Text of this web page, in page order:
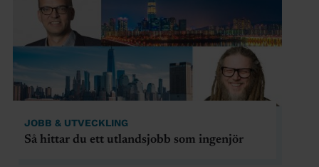
JOBB & UTVECKLING
Så hittar du ett utlandsjobb som ingenjör